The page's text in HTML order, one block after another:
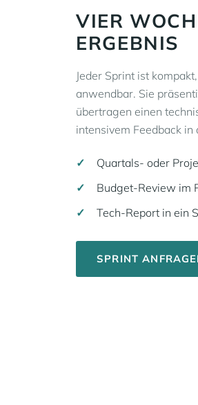
VIER
ERGEBNIS
Jeder Sprint ist
anwendbar. Sie
übertragen einen
intensivem Feedback in
Quartals- oder
Budget-Review im
Tech-Report in ein
SPRINT